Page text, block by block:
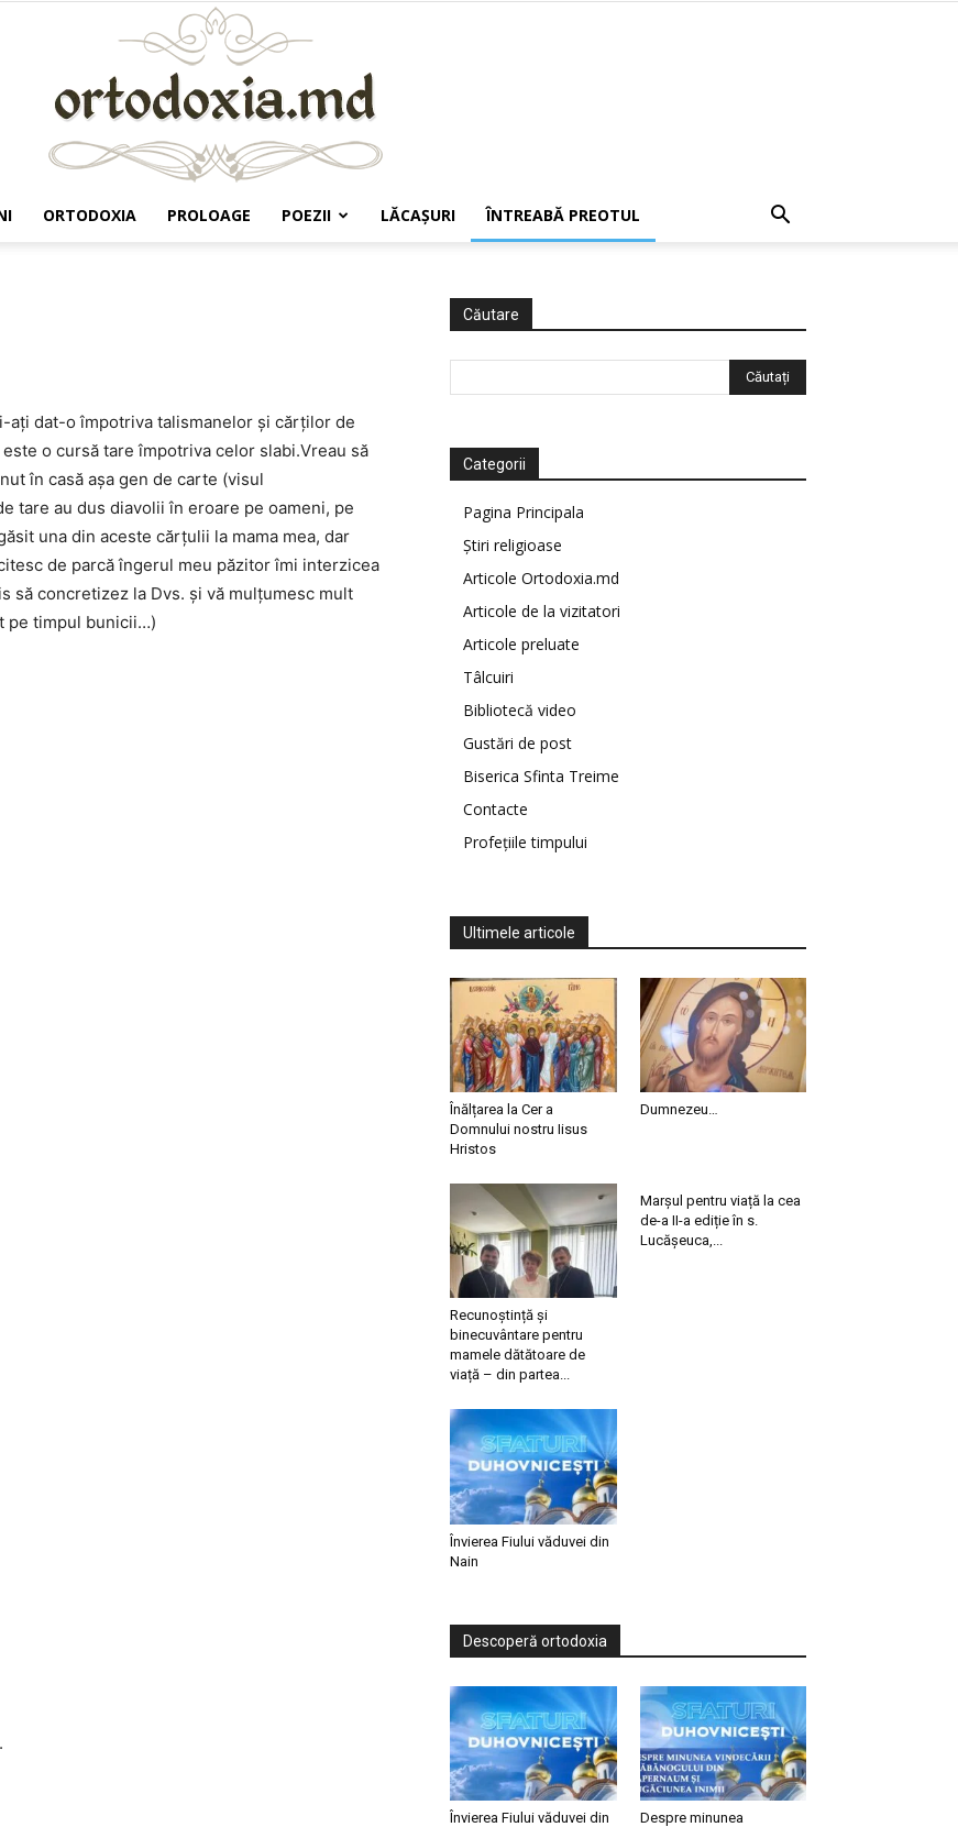
ORTODOXIA PROLOAGE POEZII LĂCAŞURI ÎNTREABĂ PREOTUL
aţi dat-o împotriva talismanelor şi cărţilor de
o cursă tare împotriva celor slabi.Vreau să
în casă aşa gen de carte (visul
tare au dus diavolii în eroare pe oameni, pe
una din aceste cărţulii la mama mea, dar
de parcă îngerul meu păzitor îmi interzicea
să concretizez la Dvs. şi vă mulţumesc mult
pe timpul bunicii…)
Căutare
Categorii
Pagina Principala
Știri religioase
Articole Ortodoxia.md
Articole de la vizitatori
Articole preluate
Tâlcuiri
Bibliotecă video
Gustări de post
Biserica Sfinta Treime
Contacte
Profețiile timpului
Ultimele articole
Înălțarea la Cer a
Domnului nostru Iisus
Hristos
Dumnezeu…
Recunoștință și
binecuvântare pentru
mamele dătătoare de
viață – din partea...
Marșul pentru viață la cea
de-a II-a ediție în s.
Lucășeuca,...
Învierea Fiului văduvei din
Nain
Descoperă ortodoxia
Învierea Fiului văduvei din
Despre minunea